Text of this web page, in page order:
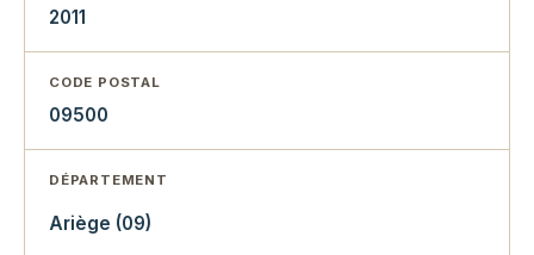
2011
CODE POSTAL
09500
DÉPARTEMENT
Ariège (09)